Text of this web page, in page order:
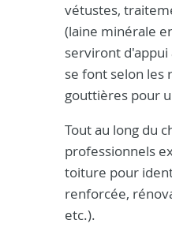
vétustes,
(laine minérale
serviront d'appui
se font selon les
gouttières pour
Tout au long du
professionnels
toiture pour
renforcée,
etc.).